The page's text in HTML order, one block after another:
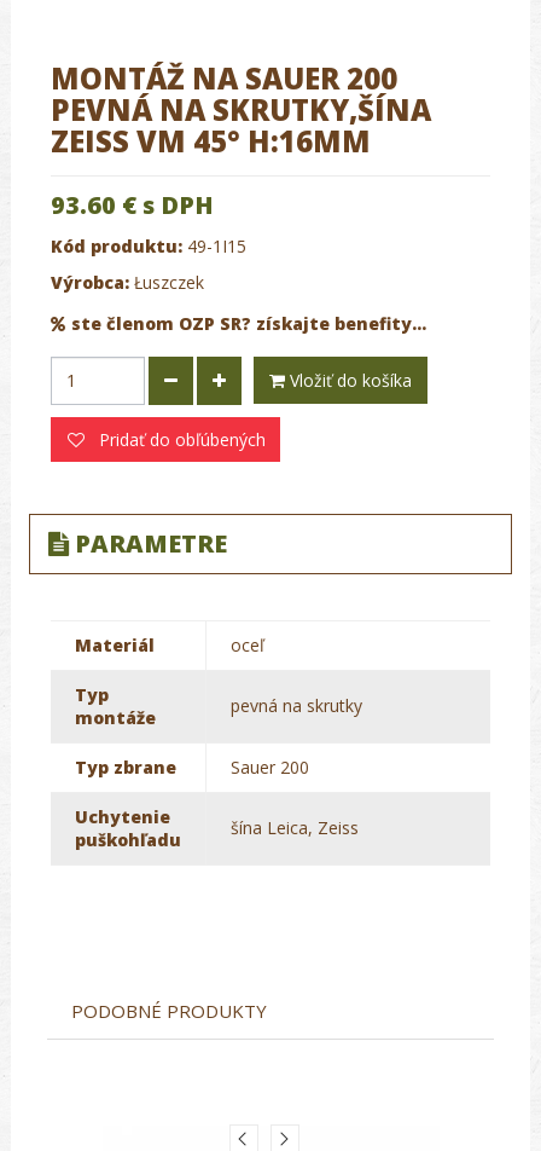
MONTÁŽ NA SAUER 200
PEVNÁ NA SKRUTKY,ŠÍNA
ZEISS VM 45° H:16MM
93.60 € s DPH
Kód produktu: 49-1I15
Výrobca: Łuszczek
ste členom OZP SR? získajte benefity...
Vložiť do košíka
Pridať do obľúbených
PARAMETRE
Materiál oceľ
Typ
montáže
pevná na skrutky
Typ zbrane Sauer 200
Uchytenie
puškohľadu
šína Leica, Zeiss
PODOBNÉ PRODUKTY